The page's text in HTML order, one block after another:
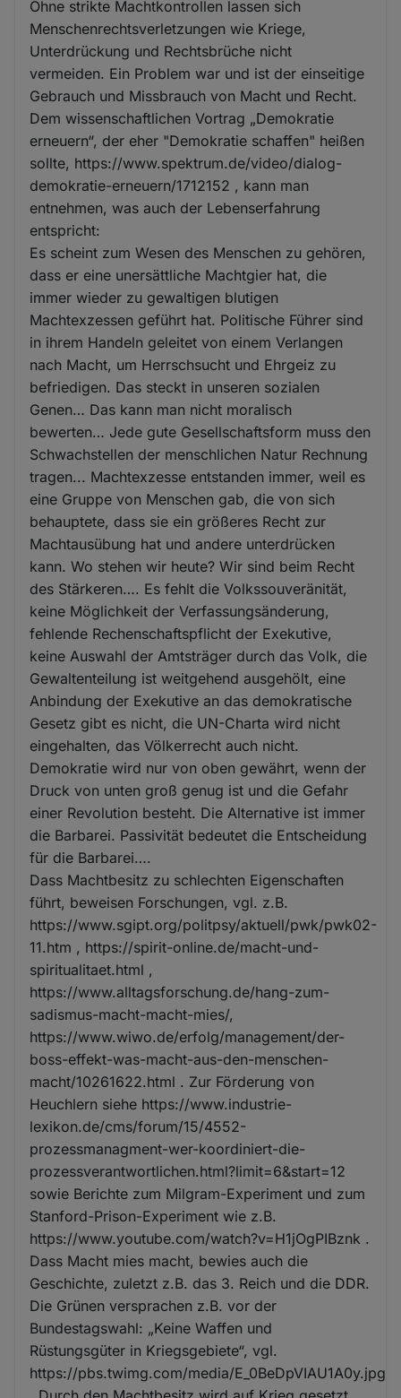
Ohne strikte Machtkontrollen lassen sich
Menschenrechtsverletzungen wie Kriege,
Unterdrückung und Rechtsbrüche nicht
vermeiden. Ein Problem war und ist der einseitige
Gebrauch und Missbrauch von Macht und Recht.
Dem wissenschaftlichen Vortrag „Demokratie
erneuern“, der eher "Demokratie schaffen" heißen
sollte, https://www.spektrum.de/video/dialog-
demokratie-erneuern/1712152 , kann man
entnehmen, was auch der Lebenserfahrung
entspricht:
Es scheint zum Wesen des Menschen zu gehören,
dass er eine unersättliche Machtgier hat, die
immer wieder zu gewaltigen blutigen
Machtexzessen geführt hat. Politische Führer sind
in ihrem Handeln geleitet von einem Verlangen
nach Macht, um Herrschsucht und Ehrgeiz zu
befriedigen. Das steckt in unseren sozialen
Genen… Das kann man nicht moralisch
bewerten… Jede gute Gesellschaftsform muss den
Schwachstellen der menschlichen Natur Rechnung
tragen... Machtexzesse entstanden immer, weil es
eine Gruppe von Menschen gab, die von sich
behauptete, dass sie ein größeres Recht zur
Machtausübung hat und andere unterdrücken
kann. Wo stehen wir heute? Wir sind beim Recht
des Stärkeren…. Es fehlt die Volkssouveränität,
keine Möglichkeit der Verfassungsänderung,
fehlende Rechenschaftspflicht der Exekutive,
keine Auswahl der Amtsträger durch das Volk, die
Gewaltenteilung ist weitgehend ausgehölt, eine
Anbindung der Exekutive an das demokratische
Gesetz gibt es nicht, die UN-Charta wird nicht
eingehalten, das Völkerrecht auch nicht.
Demokratie wird nur von oben gewährt, wenn der
Druck von unten groß genug ist und die Gefahr
einer Revolution besteht. Die Alternative ist immer
die Barbarei. Passivität bedeutet die Entscheidung
für die Barbarei….
Dass Machtbesitz zu schlechten Eigenschaften
führt, beweisen Forschungen, vgl. z.B.
https://www.sgipt.org/politpsy/aktuell/pwk/pwk02-
11.htm , https://spirit-online.de/macht-und-
spiritualitaet.html ,
https://www.alltagsforschung.de/hang-zum-
sadismus-macht-macht-mies/,
https://www.wiwo.de/erfolg/management/der-
boss-effekt-was-macht-aus-den-menschen-
macht/10261622.html . Zur Förderung von
Heuchlern siehe https://www.industrie-
lexikon.de/cms/forum/15/4552-
prozessmanagment-wer-koordiniert-die-
prozessverantwortlichen.html?limit=6&start=12
sowie Berichte zum Milgram-Experiment und zum
Stanford-Prison-Experiment wie z.B.
https://www.youtube.com/watch?v=H1jOgPIBznk .
Dass Macht mies macht, bewies auch die
Geschichte, zuletzt z.B. das 3. Reich und die DDR.
Die Grünen versprachen z.B. vor der
Bundestagswahl: „Keine Waffen und
Rüstungsgüter in Kriegsgebiete“, vgl.
https://pbs.twimg.com/media/E_0BeDpVIAU1A0y.jpg